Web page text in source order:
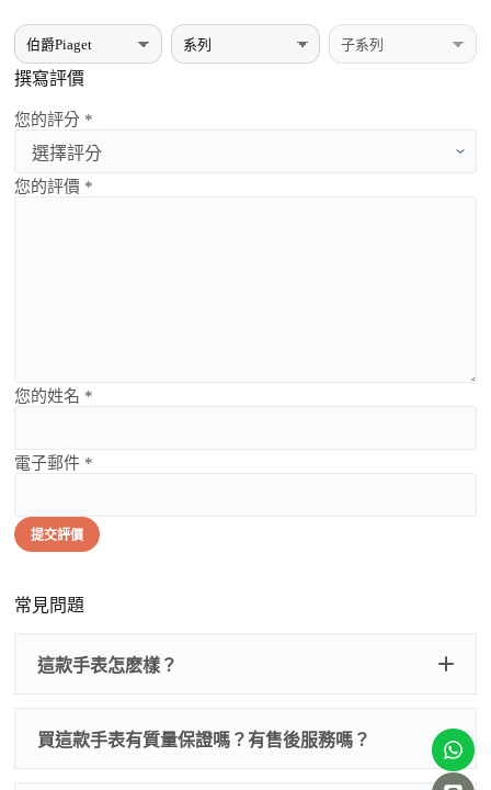
撰寫評價
您的評分 *
您的評價 *
您的姓名 *
電子郵件 *
提交評價
常見問題
這款手表怎麽樣？
買這款手表有質量保證嗎？有售後服務嗎？